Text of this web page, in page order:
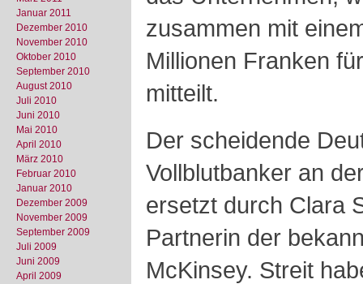
Januar 2011
Dezember 2010
November 2010
Oktober 2010
September 2010
August 2010
Juli 2010
Juni 2010
Mai 2010
April 2010
März 2010
Februar 2010
Januar 2010
Dezember 2009
November 2009
September 2009
Juli 2009
Juni 2009
April 2009
zusammen mit
Millionen Franken
mitteilt.
Der scheidende
Vollblutbanker an
ersetzt durch Clara
Partnerin der
McKinsey. Streit